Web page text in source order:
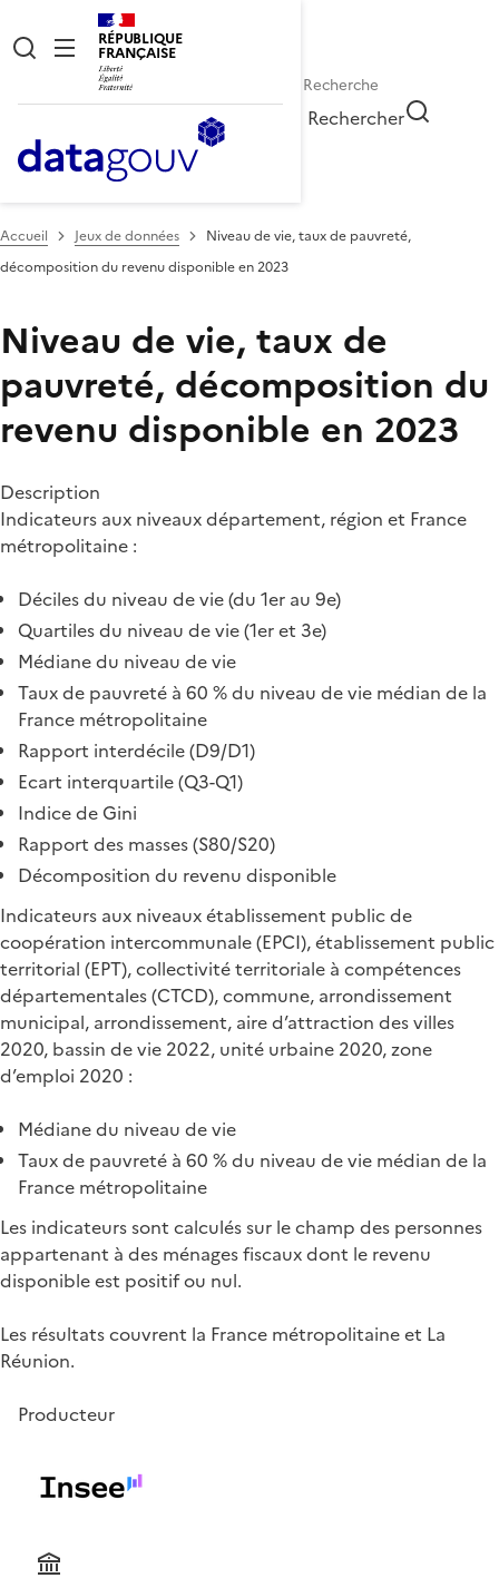
RÉPUBLIQUE
FRANÇAISE
Rechercher
Accueil Jeux de données
Niveau de vie, taux de pauvreté,
décomposition du revenu disponible en 2023
Niveau de vie, taux de
pauvreté, décomposition du
revenu disponible en 2023
Description
Indicateurs aux niveaux département, région et France
métropolitaine :
Déciles du niveau de vie (du 1er au 9e)
Quartiles du niveau de vie (1er et 3e)
Médiane du niveau de vie
Taux de pauvreté à 60 % du niveau de vie médian de la
France métropolitaine
Rapport interdécile (D9/D1)
Ecart interquartile (Q3-Q1)
Indice de Gini
Rapport des masses (S80/S20)
Décomposition du revenu disponible
Indicateurs aux niveaux établissement public de
coopération intercommunale (EPCI), établissement public
territorial (EPT), collectivité territoriale à compétences
départementales (CTCD), commune, arrondissement
municipal, arrondissement, aire d’attraction des villes
2020, bassin de vie 2022, unité urbaine 2020, zone
d’emploi 2020 :
Médiane du niveau de vie
Taux de pauvreté à 60 % du niveau de vie médian de la
France métropolitaine
Les indicateurs sont calculés sur le champ des personnes
appartenant à des ménages fiscaux dont le revenu
disponible est positif ou nul.
Les résultats couvrent la France métropolitaine et La
Réunion.
Producteur